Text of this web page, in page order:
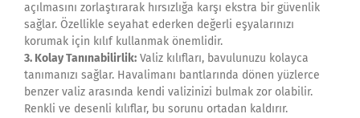
açılmasını zorlaştırarak hırsızlığa karşı ekstra bir güvenlik
sağlar. Özellikle seyahat ederken değerli eşyalarınızı
korumak için kılıf kullanmak önemlidir.
3. Kolay Tanınabilirlik: Valiz kılıfları, bavulunuzu kolayca
tanımanızı sağlar. Havalimanı bantlarında dönen yüzlerce
benzer valiz arasında kendi valizinizi bulmak zor olabilir.
Renkli ve desenli kılıflar, bu sorunu ortadan kaldırır.